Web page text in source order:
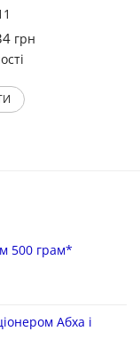
в
грн
500 грам*
Абха і